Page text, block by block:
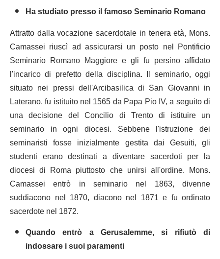
Ha studiato presso il famoso Seminario Romano
Attratto dalla vocazione sacerdotale in tenera età, Mons.
Camassei riuscì ad assicurarsi un posto nel Pontificio
Seminario Romano Maggiore e gli fu persino affidato
l'incarico di prefetto della disciplina. Il seminario, oggi
situato nei pressi dell'Arcibasilica di San Giovanni in
Laterano, fu istituito nel 1565 da Papa Pio IV, a seguito di
una decisione del Concilio di Trento di istituire un
seminario in ogni diocesi. Sebbene l'istruzione dei
seminaristi fosse inizialmente gestita dai Gesuiti, gli
studenti erano destinati a diventare sacerdoti per la
diocesi di Roma piuttosto che unirsi all'ordine. Mons.
Camassei entrò in seminario nel 1863, divenne
suddiacono nel 1870, diacono nel 1871 e fu ordinato
sacerdote nel 1872.
Quando entrò a Gerusalemme, si rifiutò di
indossare i suoi paramenti